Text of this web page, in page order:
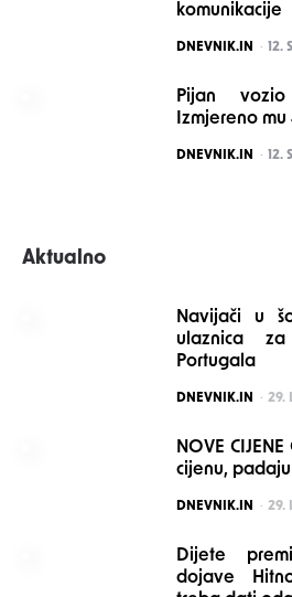
komunikacije
POSTED
DNEVNIK.IN 12.
Pijan
Izmjereno
POSTED
DNEVNIK.IN 12.
Aktualno
Navijači u
ulaznica
Portugala
POSTED
DNEVNIK.IN 29.
NOVE
cijenu,
POSTED
DNEVNIK.IN 29.
Dijete
dojave